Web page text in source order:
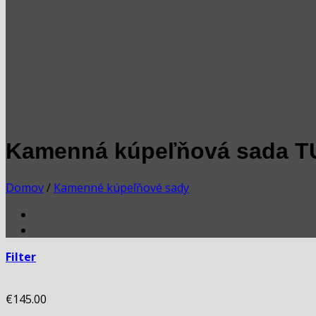
Kamenná kúpeľňová sada
Domov/ Kamenné kúpeľňové sady
Filter
€145.00